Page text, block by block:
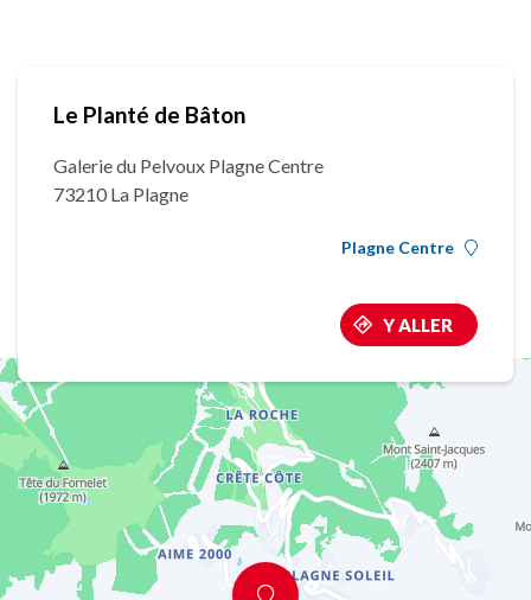
Le Planté de Bâton
Galerie du Pelvoux Plagne Centre
73210 La Plagne
Plagne Centre
Y ALLER